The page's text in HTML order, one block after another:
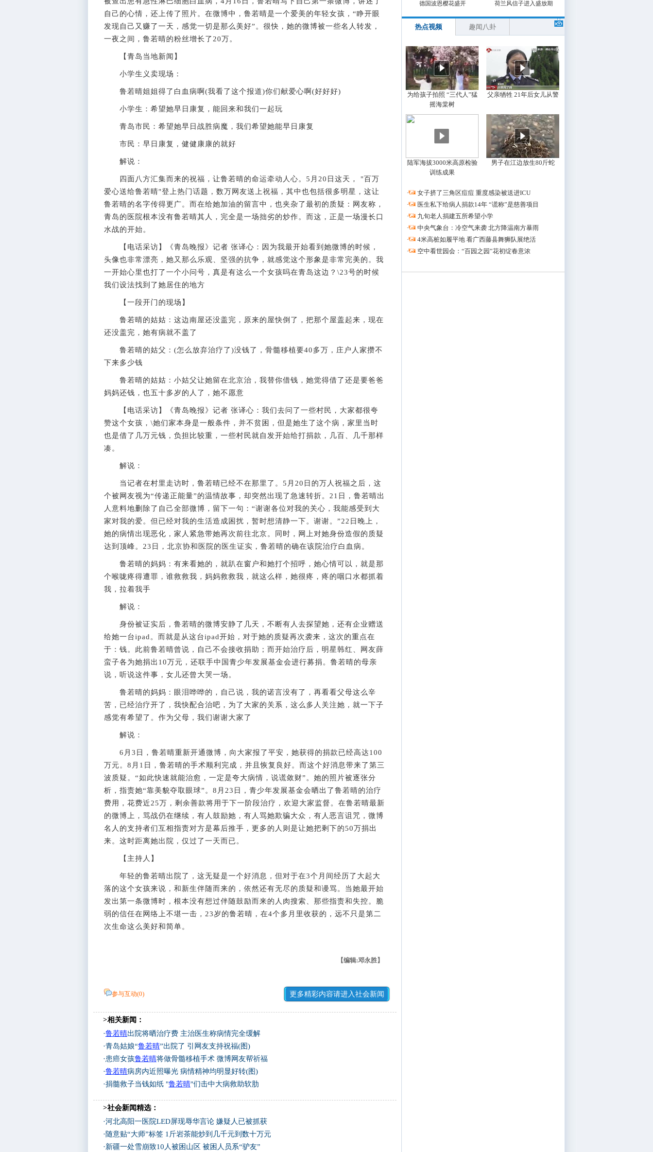
自己的心情，还上传了照片。在微博中，鲁若晴是一个爱美的年轻女孩，“睁开眼
发现自己又赚了一天，感觉一切是那么美好”。很快，她的微博被一些名人转发，
一夜之间，鲁若晴的粉丝增长了20万。
【青岛当地新闻】
小学生义卖现场：
鲁若晴姐姐得了白血病啊(我看了这个报道)你们献爱心啊(好好好)
小学生：希望她早日康复，能回来和我们一起玩
青岛市民：希望她早日战胜病魔，我们希望她能早日康复
市民：早日康复，健健康康的就好
解说：
四面八方汇集而来的祝福，让鲁若晴的命运牵动人心。5月20日这天， "百万
爱心送给鲁若晴"登上热门话题，数万网友送上祝福，其中也包括很多明星，这让
鲁若晴的名字传得更广。而在给她加油的留言中，也夹杂了最初的质疑：网友称，
青岛的医院根本没有鲁若晴其人，完全是一场拙劣的炒作。而这，正是一场漫长口
水战的开始。
【电话采访】《青岛晚报》记者 张译心：因为我最开始看到她微博的时候，
头像也非常漂亮，她又那么乐观、坚强的抗争，就感觉这个形象是非常完美的。我
一开始心里也打了一个小问号，真是有这么一个女孩吗在青岛这边？\23号的时候
我们设法找到了她居住的地方
【一段开门的现场】
鲁若晴的姑姑：这边南屋还没盖完，原来的屋快倒了，把那个屋盖起来，现在
还没盖完，她有病就不盖了
鲁若晴的姑父：(怎么放弃治疗了)没钱了，骨髓移植要40多万，庄户人家攒不
下来多少钱
鲁若晴的姑姑：小姑父让她留在北京治，我替你借钱，她觉得借了还是要爸爸
妈妈还钱，也五十多岁的人了，她不愿意
【电话采访】《青岛晚报》记者 张译心：我们去问了一些村民，大家都很夸
赞这个女孩，\她们家本身是一般条件，并不贫困，但是她生了这个病，家里当时
也是借了几万元钱，负担比较重，一些村民就自发开始给打捐款，几百、几千那样
凑。
解说：
当记者在村里走访时，鲁若晴已经不在那里了。5月20日的万人祝福之后，这
个被网友视为“传递正能量”的温情故事，却突然出现了急速转折。21日，鲁若晴出
人意料地删除了自己全部微博，留下一句：“谢谢各位对我的关心，我能感受到大
家对我的爱。但已经对我的生活造成困扰，暂时想清静一下。谢谢。”22日晚上，
她的病情出现恶化，家人紧急带她再次前往北京。同时，网上对她身份造假的质疑
达到顶峰。23日，北京协和医院的医生证实，鲁若晴的确在该院治疗白血病。
鲁若晴的妈妈：有来看她的，就趴在窗户和她打个招呼，她心情可以，就是那
个喉咙疼得遭罪，谁救救我，妈妈救救我，就这么样，她很疼，疼的咽口水都抓着
我，拉着我手
解说：
身份被证实后，鲁若晴的微博安静了几天，不断有人去探望她，还有企业赠送
给她一台ipad。而就是从这台ipad开始，对于她的质疑再次袭来，这次的重点在
于：钱。此前鲁若晴曾说，自己不会接收捐助；而开始治疗后，明星韩红、网友薛
蛮子各为她捐出10万元，还联手中国青少年发展基金会进行募捐。鲁若晴的母亲
说，听说这件事，女儿还曾大哭一场。
鲁若晴的妈妈：眼泪哗哗的，自己说，我的诺言没有了，再看看父母这么辛
苦，已经治疗开了，我快配合治吧，为了大家的关系，这么多人关注她，就一下子
感觉有希望了。作为父母，我们谢谢大家了
解说：
6月3日，鲁若晴重新开通微博，向大家报了平安，她获得的捐款已经高达100
万元。8月1日，鲁若晴的手术顺利完成，并且恢复良好。而这个好消息带来了第三
波质疑。“如此快速就能治愈，一定是夸大病情，说谎敛财”。她的照片被逐张分
析，指责她“靠美貌夺取眼球”。8月23日，青少年发展基金会晒出了鲁若晴的治疗
费用，花费近25万，剩余善款将用于下一阶段治疗，欢迎大家监督。在鲁若晴最新
的微博上，骂战仍在继续，有人鼓励她，有人骂她欺骗大众，有人恶言诅咒，微博
名人的支持者们互相指责对方是幕后推手，更多的人则是让她把剩下的50万捐出
来。这时距离她出院，仅过了一天而已。
【主持人】
年轻的鲁若晴出院了，这无疑是一个好消息，但对于在3个月间经历了大起大
落的这个女孩来说，和新生伴随而来的，依然还有无尽的质疑和谩骂。当她最开始
发出第一条微博时，根本没有想过伴随鼓励而来的人肉搜索、那些指责和失控。脆
弱的信任在网络上不堪一击，23岁的鲁若晴，在4个多月里收获的，远不只是第二
次生命这么美好和简单。
【编辑:邓永胜】
参与互动(0) 更多精彩内容请进入社会新闻
>相关新闻：
·鲁若晴出院将晒治疗费 主治医生称病情完全缓解
·青岛姑娘“鲁若晴”出院了 引网友支持祝福(图)
·患癌女孩鲁若晴将做骨髓移植手术 微博网友帮祈福
·鲁若晴病房内近照曝光 病情精神均明显好转(图)
·捐髓救子当钱如纸 "鲁若晴"们击中大病救助软肋
>社会新闻精选：
·河北高阳一医院LED屏现辱华言论 嫌疑人已被抓获
·随意贴“大师”标签 1斤岩茶能炒到几千元到数十万元
·新疆一处雪崩致10人被困山区 被困人员系“驴友”
德国波恩樱花盛开 荷兰风信子进入盛放期
热点视频 趣闻八卦
为给孩子拍照 “三代人”猛
摇海棠树
父亲牺牲 21年后女儿从警
陆军海拔3000米高原检验
训练成果
男子在江边放生80斤蛇
·
女子挤了三角区痘痘 重度感染被送进ICU
·
医生私下给病人捐款14年 “谎称”是慈善项目
·
九旬老人捐建五所希望小学
·
中央气象台：冷空气来袭 北方降温南方暴雨
·
4米高桩如履平地 看广西藤县舞狮队展绝活
·
空中看世园会：“百园之园”花初绽春意浓